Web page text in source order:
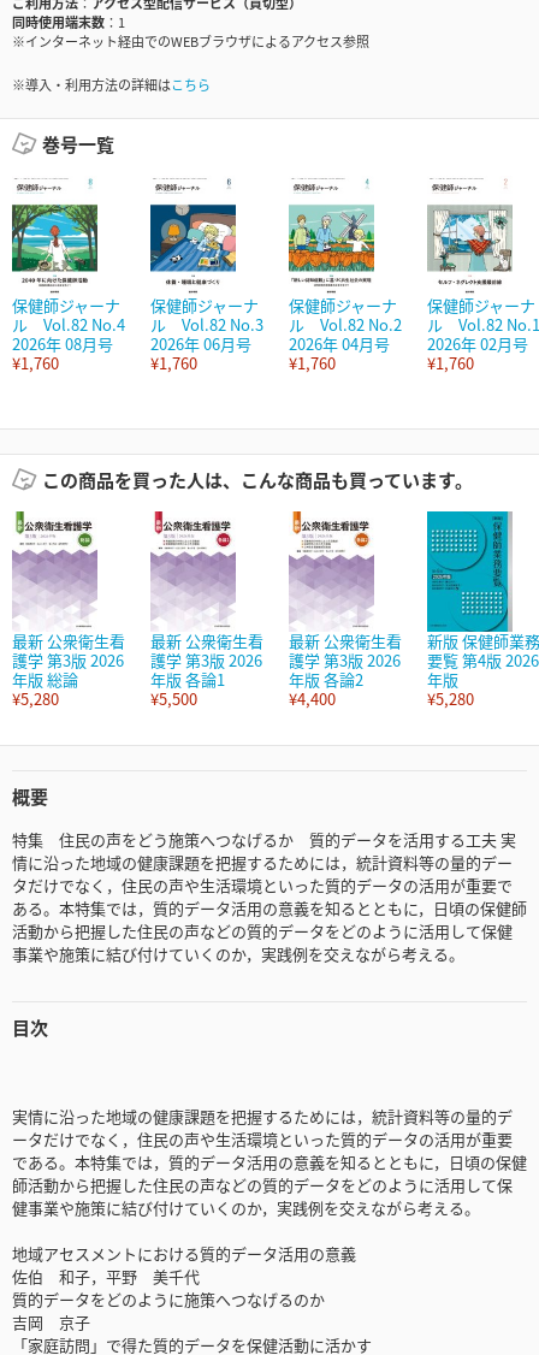
同時使用端末数
1
※インターネット経由でのWEBブラウザによるアクセス参照
※導入・利用方法の詳細はこちら
巻号一覧
保健師ジャーナ
ル Vol.82 No.4
2026年 08月号
¥1,760
保健師ジャーナ
ル Vol.82 No.3
2026年 06月号
¥1,760
保健師ジャーナ
ル Vol.82 No.2
2026年 04月号
¥1,760
保健師ジャーナ
ル Vol.82 No.1
2026年 02月号
¥1,760
この商品を買った人は、こんな商品も買っています。
最新 公衆衛生看
護学 第3版 2026
年版 総論
¥5,280
最新 公衆衛生看
護学 第3版 2026
年版 各論1
¥5,500
最新 公衆衛生看
護学 第3版 2026
年版 各論2
¥4,400
新版 保健師業務
要覧 第4版 2026
年版
¥5,280
概要
特集 住民の声をどう施策へつなげるか 質的データを活用する工夫 実
情に沿った地域の健康課題を把握するためには，統計資料等の量的デー
タだけでなく，住民の声や生活環境といった質的データの活用が重要で
ある。本特集では，質的データ活用の意義を知るとともに，日頃の保健師
活動から把握した住民の声などの質的データをどのように活用して保健
事業や施策に結び付けていくのか，実践例を交えながら考える。
目次
実情に沿った地域の健康課題を把握するためには，統計資料等の量的デ
ータだけでなく，住民の声や生活環境といった質的データの活用が重要
である。本特集では，質的データ活用の意義を知るとともに，日頃の保健
師活動から把握した住民の声などの質的データをどのように活用して保
健事業や施策に結び付けていくのか，実践例を交えながら考える。
地域アセスメントにおける質的データ活用の意義
佐伯 和子，平野 美千代
質的データをどのように施策へつなげるのか
吉岡 京子
「家庭訪問」で得た質的データを保健活動に活かす